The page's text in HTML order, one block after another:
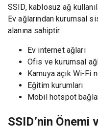
SSID, kablosuz ağ
Ev ağlarından kurumsal
alanına sahiptir.
Ev internet ağları
Ofis ve kurumsal
Kamuya açık Wi-Fi
Eğitim kurumları
Mobil hotspot
SSID’nin Önemi